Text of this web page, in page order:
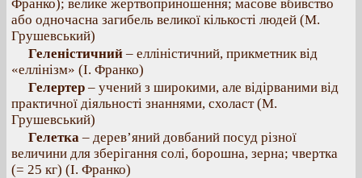
Франко); велике жертвоприношення; масове вбивство
або одночасна загибель великої кількості людей (М.
Грушевський)
Геленістичний – елліністичний, прикметник від
«еллінізм» (І. Франко)
Гелертер – учений з широкими, але відірваними від
практичної діяльності знаннями, схоласт (М.
Грушевський)
Гелетка – дерев’яний довбаний посуд різної
величини для зберігання солі, борошна, зерна; чвертка
(= 25 кг) (І. Франко)